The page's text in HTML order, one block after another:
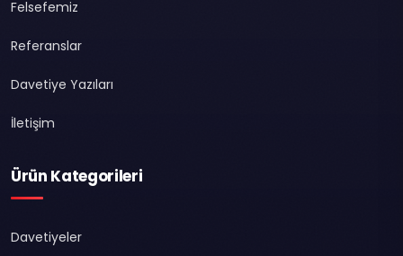
Felsefemiz
Referanslar
Davetiye Yazıları
İletişim
Ürün Kategorileri
Davetiyeler